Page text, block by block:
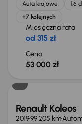
Auta krajowe 1.6
+7 kolejnych
Miesięczna rata
od 315 zł
Cena
53 000 zł
Taniej o 2 000 zł
Renault Koleos
201999 205 km